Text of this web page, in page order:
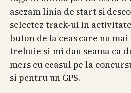
asezam linia de start si
selectez track-ul in
buton de la ceas care nu
trebuie si-mi dau seama ca
mers cu ceasul pe la
si pentru un GPS.